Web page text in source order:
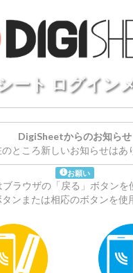
ート ログイン
DigiSheetからのお知らせ
ところ新しいお知らせはあ
お願い
ブラウザの「戻る」ボタンを
ンまたは相応のボタンを使